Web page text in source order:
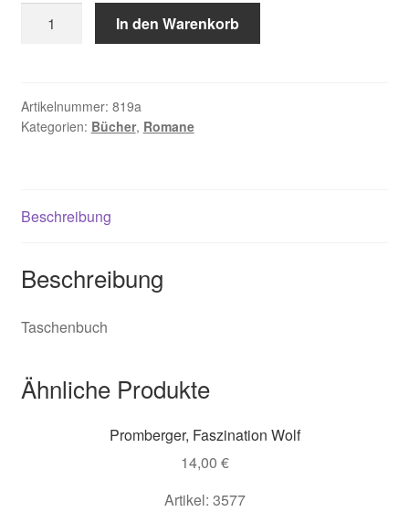
Susan,
nur
noch
In den Warenkorb
Artikelnummer: 819a
Kategorien: Bücher, Romane
Beschreibung
Beschreibung
Taschenbuch
Ähnliche Produkte
Promberger, Faszination Wolf
14,00 €
Artikel: 3577